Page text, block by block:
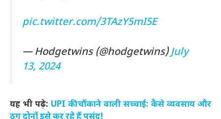
pic.twitter.com/3TAzY5mI5E
— Hodgetwins (@hodgetwins)July
13, 2024
यह भी पढ़े: UPI की चौंकाने वाली सच्चाई: कैसे व्यवसाय और